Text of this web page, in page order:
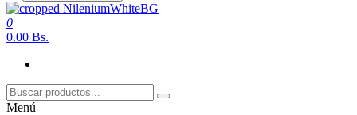
Saltar
al
contenido
nilenium.net
Soluciones
0
0.00 Bs.
Menú